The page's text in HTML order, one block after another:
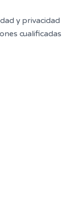
y privacidad
cualificadas